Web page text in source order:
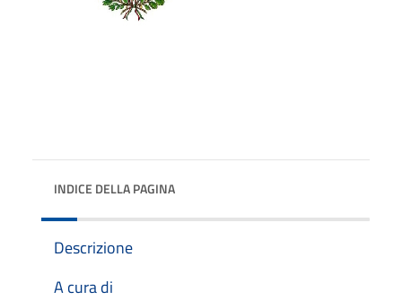
INDICE DELLA PAGINA
Descrizione
A cura di